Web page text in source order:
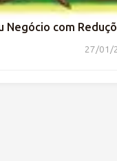
Negócio com
27/01/